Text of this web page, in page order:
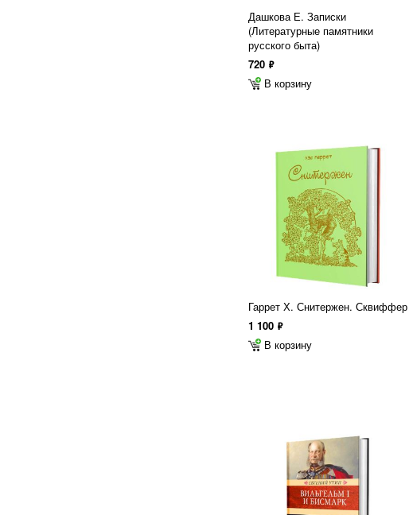
Дашкова Е. Записки
(Литературные памятники
русского быта)
720 ф
В корзину
Гаррет Х. Снитержен. Сквиффер
1 100 ф
В корзину